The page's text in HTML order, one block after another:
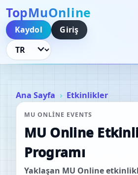
TopMuOnline
Kaydol
Giriş
Dili Değiştir
Ana Sayfa Etkinlikler
MU ONLINE EVENTS
MU Online
Programı
Yaklaşan MU Online